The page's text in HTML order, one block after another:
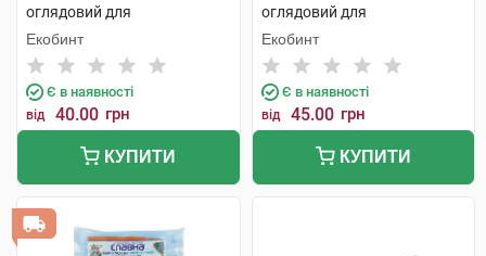
оглядовий для
одноразового використання
1 шт
Екобинт
Є в наявності
від 40.00 грн
КУПИТИ
оглядовий для
одноразового використання
1 шт
Екобинт
Є в наявності
від 45.00 грн
КУПИТИ